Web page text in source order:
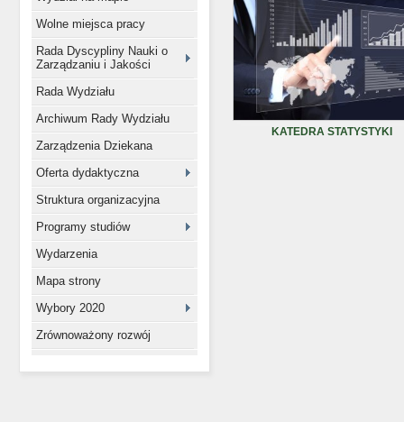
Wolne miejsca pracy
Rada Dyscypliny Nauki o
Zarządzaniu i Jakości
Rada Wydziału
Archiwum Rady Wydziału
Zarządzenia Dziekana
Oferta dydaktyczna
Struktura organizacyjna
Programy studiów
Wydarzenia
Mapa strony
Wybory 2020
Zrównoważony rozwój
KATEDRA STATYSTYKI